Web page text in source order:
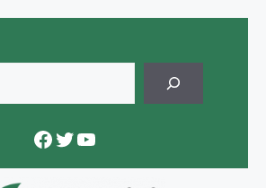
Facebook
Twitter
YouTube